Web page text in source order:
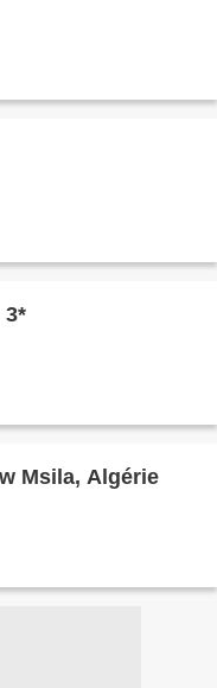
3*
Msila, Algérie